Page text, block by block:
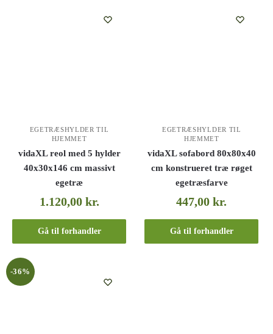
EGETRÆSHYLDER TIL
HJEMMET
vidaXL reol med 5 hylder
40x30x146 cm massivt
egetræ
1.120,00 kr.
Gå til forhandler
EGETRÆSHYLDER TIL
HJEMMET
vidaXL sofabord 80x80x40
cm konstrueret træ røget
egetræsfarve
447,00kr.
Gå til forhandler
-36%